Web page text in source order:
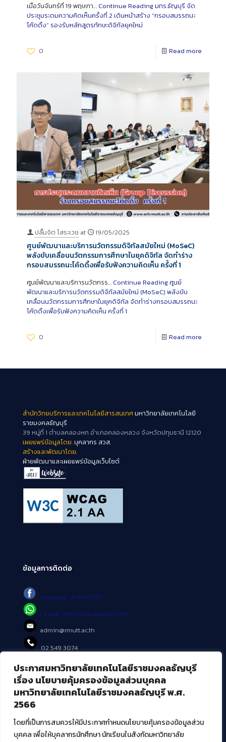
ประกาศมหาวิทยาลัยเทคโนโลยีราชมงคลธัญบุรี
เรื่อง นโยบายคุ้มครองข้อมูลส่วนบุคคล
มหาวิทยาลัยเทคโนโลยีราชมงคลธัญบุรี พ.ศ.
2566
โดยที่เป็นการสมควรให้มีประกาศกำหนดนโยบายคุ้มครองข้อมูลส่วน
บุคคล เพื่อให้บุคลากรนักศึกษา นักเรียนในสังกัดมหาวิทยาลัย
เมื่อวันจันทร์ที่ 19 พฤษภา… Continue Readingมทร.ธัญบุรี จัด
ประชุมระดมความคิดเห็นครั้งที่ 2 เดินหน้าสร้าง “กรอบสมรรถนะ
โค้ดดิ้ง” รองรับหลักสูตรทักษะดิจิทัลยุคใหม่
0 Read more
ปลื้มจิต โสระเวช at 19/05/2025
ศูนย์พัฒนาและบริการนวัตกรรมดิจิทัลสมัยใหม่ (MoSeC)
พลังขับเคลื่อนนวัตกรรมการศึกษาในยุคดิจิทัล จัดทำร่าง
กรอบสมรรถนะโค้ดดิ้งเพื่อรับฟังความคิดเห็น ครั้งที่ 1
ศูนย์พัฒนาและบริการนวัตกรร… Continue Readingศูนย์
พัฒนาและบริการนวัตกรรมดิจิทัลสมัยใหม่ (MoSeC) พลังขับ
เคลื่อนนวัตกรรมการศึกษาในยุคดิจิทัล จัดทำร่างกรอบสมรรถนะ
โค้ดดิ้งเพื่อรับฟังความคิดเห็น ครั้งที่ 1
0 Read more
สำนักวิทยบริการและเทคโนโลยีสารสนเทศมหาวิทยาลัยเทคโนโลยี
ราชมงคลธัญบุรี
39 หมู่ที่ 1 ตำบลคลองหก อำเภอคลองหลวง จังหวัดปทุมธานี 12120
เผยแพร่ข้อมูลโดย.บุคลากร สวส.
สร้างและพัฒนาโดย.
ฝ่ายพัฒนาและเผยแพร่ข้อมูลเว็บไซต์
ข้อมูลการติดต่อ
Fanpage : AritRMUTT
Line@ : https://lin.ee/tXe209C
admin@rmutt.ac.th
02 549 3074
บริการอื่นๆ ของ สวส.
ศูนย์สื่อดิจิทัล
ศูนย์นวัตกรรมและความรู้
สมัยใหม่ (MoSeC)